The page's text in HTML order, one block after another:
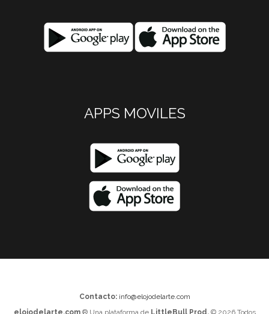
APPS MOVILES
Contacto: info@elojodelarte.com
elojodelarte.com® Una plataforma de LittleBull Prod.© 2026 Todos